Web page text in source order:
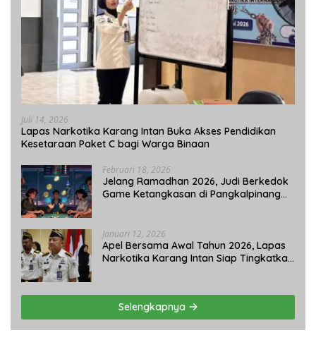
Juli 14, 2026
Lapas Narkotika Karang Intan Buka Akses Pendidikan
Kesetaraan Paket C bagi Warga Binaan
Februari 18, 2026
Jelang Ramadhan 2026, Judi Berkedok
Game Ketangkasan di Pangkalpinang
Januari 12, 2026
Apel Bersama Awal Tahun 2026, Lapas
Narkotika Karang Intan Siap Tingkatkan
Selengkapnya